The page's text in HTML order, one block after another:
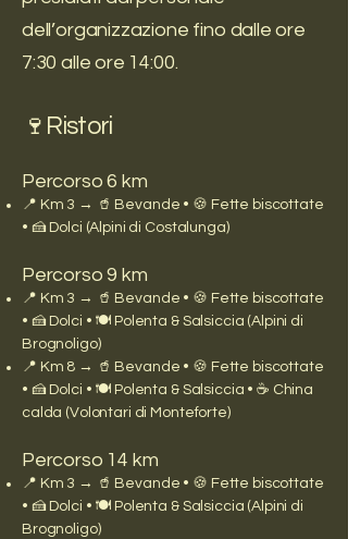
dell’organizzazione fino dalle ore
7:30 alle ore 14:00.
🍷Ristori
Percorso 6 km
📍 Km 3 → 🥤 Bevande • 🍪 Fette biscottate
• 🍰 Dolci (Alpini di Costalunga)
Percorso 9 km
📍 Km 3 → 🥤 Bevande • 🍪 Fette biscottate
• 🍰 Dolci • 🍽️ Polenta & Salsiccia (Alpini di
Brognoligo)
📍 Km 8 → 🥤 Bevande • 🍪 Fette biscottate
• 🍰 Dolci • 🍽️ Polenta & Salsiccia • ☕ China
calda (Volontari di Monteforte)
Percorso 14 km
📍 Km 3 → 🥤 Bevande • 🍪 Fette biscottate
• 🍰 Dolci • 🍽️ Polenta & Salsiccia (Alpini di
Brognoligo)